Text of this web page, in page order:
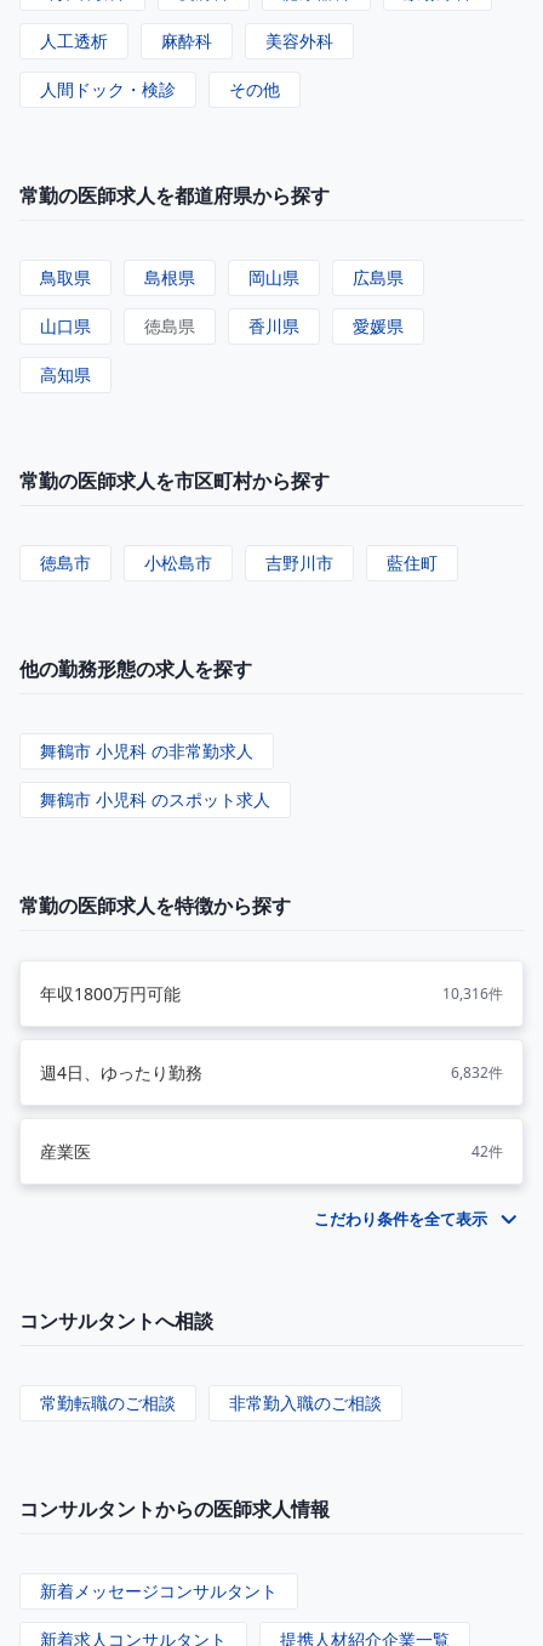
人工透析 麻酔科 美容外科
人間ドック・検診 その他
常勤の医師求人を都道府県から探す
鳥取県 島根県 岡山県 広島県
山口県 徳島県 香川県 愛媛県
高知県
常勤の医師求人を市区町村から探す
徳島市 小松島市 吉野川市 藍住町
他の勤務形態の求人を探す
舞鶴市 小児科 の非常勤求人
舞鶴市 小児科 のスポット求人
常勤の医師求人を特徴から探す
年収1800万円可能 10,316件
週4日、ゆったり勤務 6,832件
産業医 42件
こだわり条件を全て表示
コンサルタントへ相談
常勤転職のご相談 非常勤入職のご相談
コンサルタントからの医師求人情報
新着メッセージコンサルタント
新着求人コンサルタント 提携人材紹介企業一覧